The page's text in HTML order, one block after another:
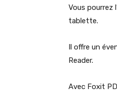
Vous pourrez
tablette.
Il offre un
Reader.
Avec Foxit